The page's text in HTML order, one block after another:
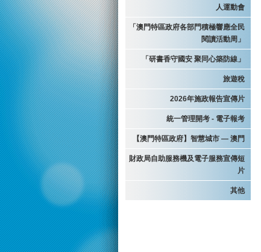
人運動會
「澳門特區政府各部門積極響應全民
閱讀活動周」
「研書香守國安 聚同心築防線」
旅遊稅
2026年施政報告宣傳片
統一管理開考 - 電子報考
【澳門特區政府】智慧城市 — 澳門
財政局自助服務機及電子服務宣傳短
片
其他